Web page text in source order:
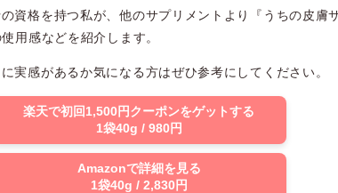
資格を持つ私が、他のサプリメントより『うちの皮膚
用感などを紹介します。
実感があるか気になる方はぜひ参考にしてください。
楽天で初回1,500円クーポンをゲットする
1袋40g / 980円
Amazonで詳細を見る
1袋40g / 2,830円